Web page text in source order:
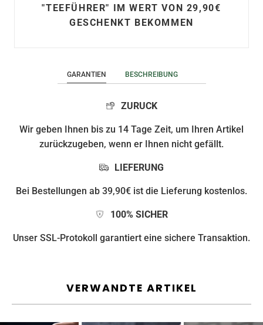
"TEEFÜHRER" IM WERT VON 29,90€
GESCHENKT BEKOMMEN
GARANTIEN BESCHREIBUNG
ZURUCK
Wir geben Ihnen bis zu 14 Tage Zeit, um Ihren Artikel
zurückzugeben, wenn er Ihnen nicht gefällt.
LIEFERUNG
Bei Bestellungen ab 39,90€ ist die Lieferung kostenlos.
100% SICHER
Unser SSL-Protokoll garantiert eine sichere Transaktion.
VERWANDTE ARTIKEL